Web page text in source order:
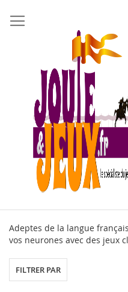
au
contenu
Adeptes de la langue
vos neurones avec des jeux
FILTRER PAR